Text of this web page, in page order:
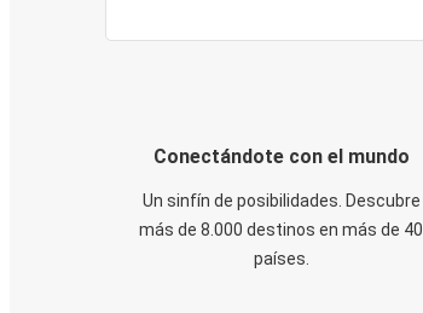
Conectándote con el mundo
Un sinfín de posibilidades. Descubre
más de 8.000 destinos en más de 40
países.